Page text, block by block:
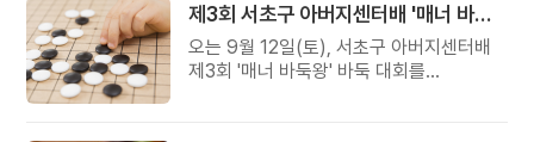
제3회 서초구 아버지센터배 '매너 바둑왕' 대회
오는 9월 12일(토), 서초구 아버지센터배
제3회 '매너 바둑왕' 바둑 대회를